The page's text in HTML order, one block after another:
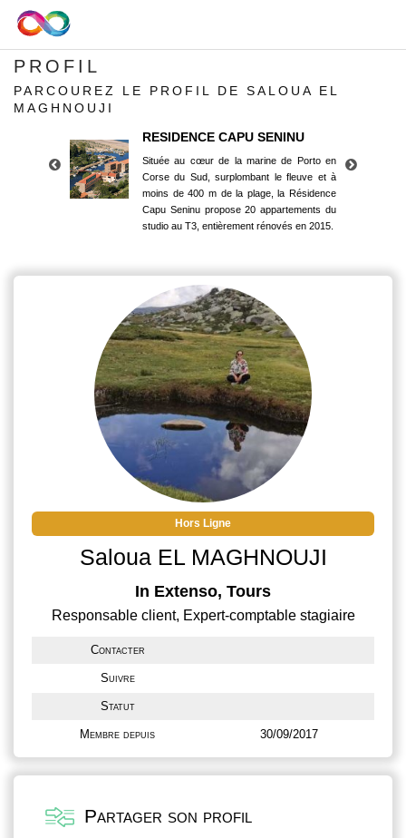
PROFIL
PARCOUREZ LE PROFIL DE SALOUA EL
MAGHNOUJI
RESIDENCE CAPU SENINU
Située au cœur de la marine de Porto en
Corse du Sud, surplombant le fleuve et à
moins de 400 m de la plage, la Résidence
Capu Seninu propose 20 appartements du
studio au T3, entièrement rénovés en 2015.
Corse du Sud, surplombant le fleuve et à
moins de 400 m de la plage, la Résidence
Capu Seninu propose 20 appartements du
studio au T3, entièrement rénovés en 2015.
Hors Ligne
Saloua EL MAGHNOUJI
In Extenso, Tours
Responsable client, Expert-comptable stagiaire
Contacter
Suivre
Statut
Membre depuis 30/09/2017
Partager son profil